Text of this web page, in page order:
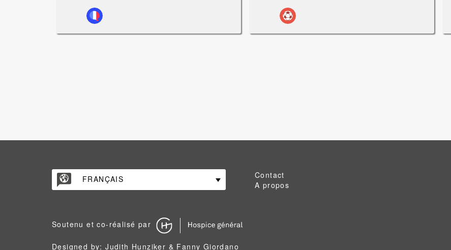
FRANÇAIS
Contact
A propos
Soutenu et co-réalisé par
Designed by: Judith Hunziker & Fanny Giordano